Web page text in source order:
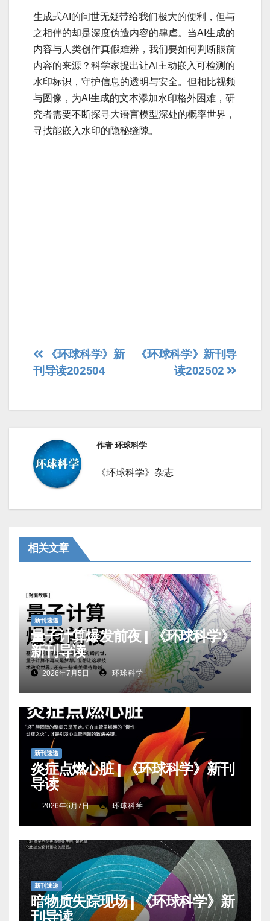
生成式AI的问世无疑带给我们极大的便利，但与
之相伴的却是深度伪造内容的肆虐。当AI生成的
内容与人类创作真假难辨，我们要如何判断眼前
内容的来源？科学家提出让AI主动嵌入可检测的
水印标识，守护信息的透明与安全。但相比视频
与图像，为AI生成的文本添加水印格外困难，研
究者需要不断探寻大语言模型深处的概率世界，
寻找能嵌入水印的隐秘缝隙。
文
章
导
《环球科学》新刊导
读202502
《环球科学》新
刊导读202504
作者环球科学
《环球科学》杂志
相关文章
新刊速递
量子计算爆发前夜 | 《环球科学》
新刊导读
2026年7月5日 环球科学
新刊速递
炎症点燃心脏 | 《环球科学》新刊
导读
2026年6月7日 环球科学
新刊速递
暗物质失踪现场 | 《环球科学》新
刊导读